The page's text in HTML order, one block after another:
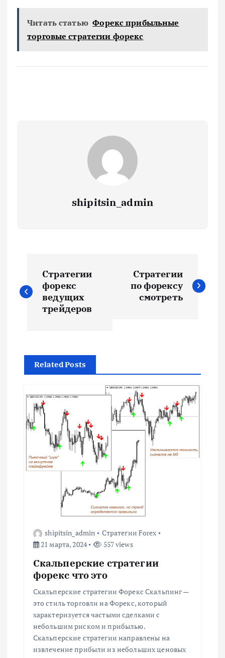
Читать статью Форекс прибыльные
торговые стратегии форекс
shipitsin_admin
а
г
а
ц
и
я
Стратегии
форекс
ведущих
трейдеров
Стратегии
по форексу
смотреть
Related Posts
shipitsin_admin
Стратегии Forex
21 марта, 2024
557 views
Скальперские стратегии
форекс что это
Скальперские стратегии Форекс Скальпинг —
это стиль торговли на Форекс, который
характеризуется частыми сделками с
небольшим риском и прибылью.
Скальперские стратегии направлены на
извлечение прибыли из небольших ценовых